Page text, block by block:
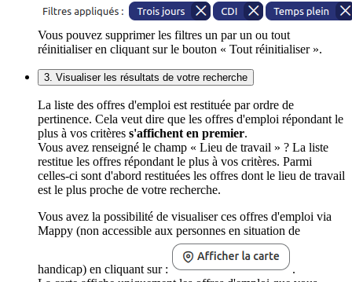
Vous pouvez supprimer les filtres un par un ou tout
réinitialiser en cliquant sur le bouton « Tout réinitialiser ».
3. Visualiser les résultats de votre recherche
La liste des offres d'emploi est restituée par ordre de
pertinence. Cela veut dire que les offres d'emploi répondant le
plus à vos critères s'affichent en premier.
Vous avez renseigné le champ « Lieu de travail » ? La liste
restitue les offres répondant le plus à vos critères. Parmi
celles-ci sont d'abord restituées les offres dont le lieu de travail
est le plus proche de votre recherche.
Vous avez la possibilité de visualiser ces offres d'emploi via
Mappy (non accessible aux personnes en situation de
handicap) en cliquant sur :
.